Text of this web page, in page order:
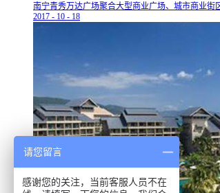
南宁青秀万达广场聚合大型商业广场、城市商业
2017 - 10 - 18
请您留言
感谢您的关注，当前客服人员不在